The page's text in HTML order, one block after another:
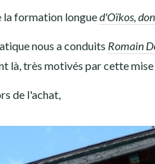
la formation longued'Oïkos,
nous a conduits Romain
là, très motivés par cette
de l'achat,